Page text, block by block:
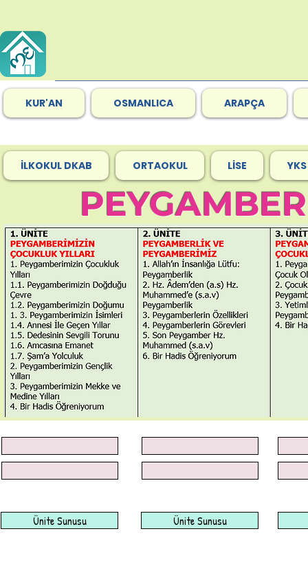
KUR'AN OSMANLICA ARAPÇA
İLKOKUL DKAB ORTAOKUL LİSE
Ünite Sunusu Ünite Sunusu